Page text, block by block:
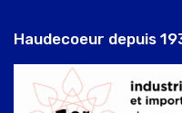
Haudecoeur depuis